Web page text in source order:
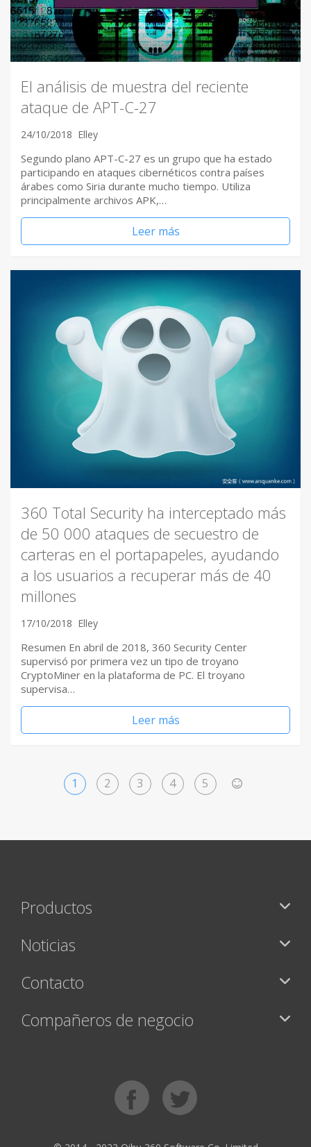
El análisis de muestra del reciente
ataque de APT-C-27
24/10/2018 Elley
Segundo plano APT-C-27 es un grupo que ha estado
participando en ataques cibernéticos contra países
árabes como Siria durante mucho tiempo. Utiliza
principalmente archivos APK,…
Leer más
360 Total Security ha interceptado más
de 50 000 ataques de secuestro de
carteras en el portapapeles, ayudando
a los usuarios a recuperar más de 40
millones
17/10/2018 Elley
Resumen En abril de 2018, 360 ​Security Center
supervisó por primera vez un tipo de troyano
CryptoMiner en la plataforma de PC. El troyano
supervisa…
Leer más
1 2 3 4 5
Productos
Noticias
Contacto
Compañeros de negocio